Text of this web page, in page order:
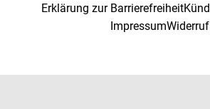
Erklärung zur Barrierefreiheit
ImpressumWiderruf